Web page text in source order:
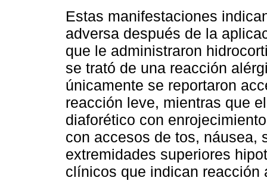
Estas manifestaciones
adversa después de la
que le administraron
se trató de una reacción
únicamente se reportaron
reacción leve, mientras que
diaforético con
con accesos de tos, náusea,
extremidades superiores
clínicos que indican reacción